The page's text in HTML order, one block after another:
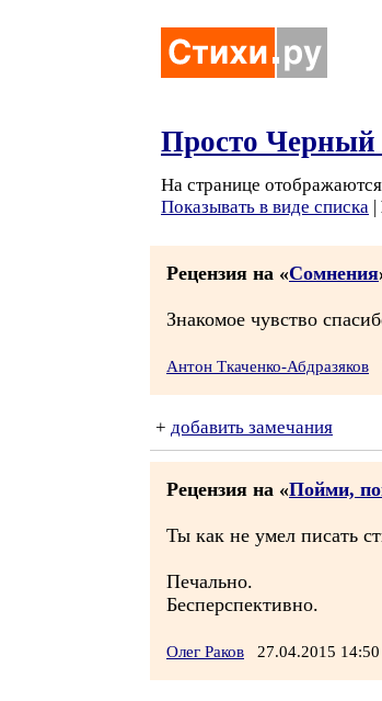
Просто Черный
На странице
Показывать в виде списка |
Рецензия на «Сомнения
Знакомое чувство
Антон Ткаченко-Абдразяков
+ добавить замечания
Рецензия на «Пойми,
Ты как не умел писать
Печально.
Бесперспективно.
Олег Раков 27.04.2015